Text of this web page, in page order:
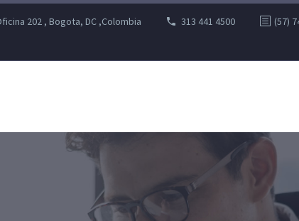
202 , Bogota, DC ,Colombia 313 441 4500 (57)